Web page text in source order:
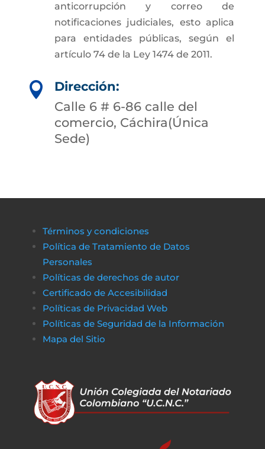
anticorrupción y correo de
notificaciones judiciales, esto aplica
para entidades públicas, según el
artículo 74 de la Ley 1474 de 2011.

Dirección:
Calle 6 # 6-86 calle del
comercio, Cáchira(Única
Sede)
Términos y condiciones
Política de Tratamiento de Datos
Personales
Políticas de derechos de autor
Certificado de Accesibilidad
Políticas de Privacidad Web
Políticas de Seguridad de la Información
Mapa del Sitio